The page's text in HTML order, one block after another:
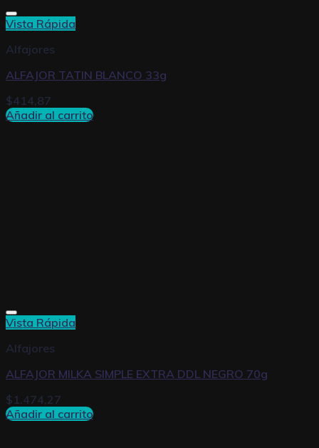
Vista Rápida
Alfajores
ALFAJOR TATIN BLANCO 33g
$414,87
Añadir al carrito
Vista Rápida
Alfajores
ALFAJOR MILKA SIMPLE EXTRA DDL NEGRO 70g
$1.474,27
Añadir al carrito